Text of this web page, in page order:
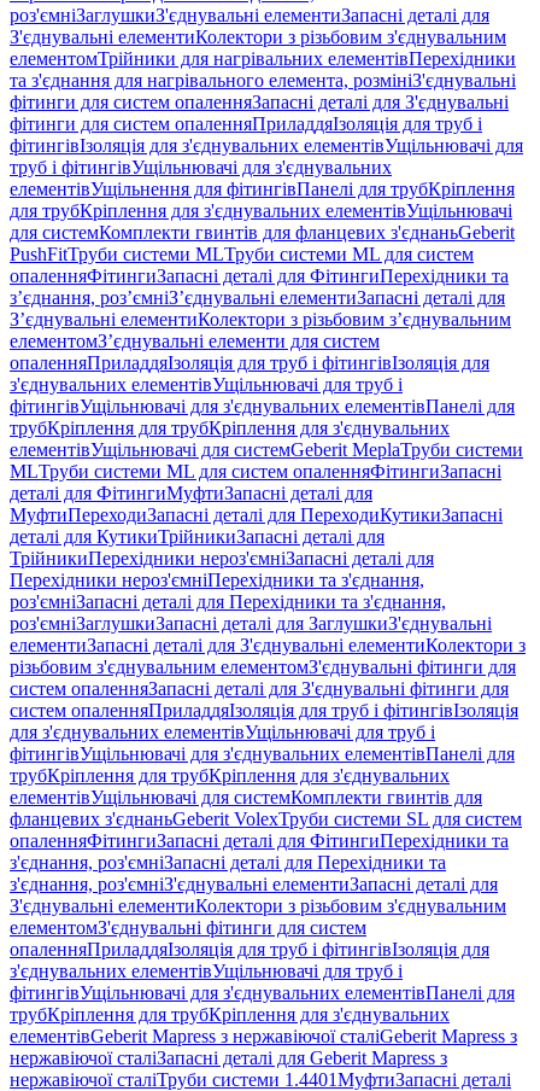
роз'ємніЗаглушкиЗ'єднувальні елементиЗапасні деталі для
З'єднувальні елементиКолектори з різьбовим з'єднувальним
елементомТрійники для нагрівальних елементівПерехідники
та з'єднання для нагрівального елемента, розмініЗ'єднувальні
фітинги для систем опаленняЗапасні деталі для З'єднувальні
фітинги для систем опаленняПриладдяІзоляція для труб і
фітингівІзоляція для з'єднувальних елементівУщільнювачі для
труб і фітингівУщільнювачі для з'єднувальних
елементівУщільнення для фітингівПанелі для трубКріплення
для трубКріплення для з'єднувальних елементівУщільнювачі
для системКомплекти гвинтів для фланцевих з'єднаньGeberit
PushFitТруби системи MLТруби системи ML для систем
опаленняФітингиЗапасні деталі для ФітингиПерехідники та
з’єднання, роз’ємніЗ’єднувальні елементиЗапасні деталі для
З’єднувальні елементиКолектори з різьбовим з’єднувальним
елементомЗ’єднувальні елементи для систем
опаленняПриладдяІзоляція для труб і фітингівІзоляція для
з'єднувальних елементівУщільнювачі для труб і
фітингівУщільнювачі для з'єднувальних елементівПанелі для
трубКріплення для трубКріплення для з'єднувальних
елементівУщільнювачі для системGeberit MeplaТруби системи
MLТруби системи ML для систем опаленняФітингиЗапасні
деталі для ФітингиМуфтиЗапасні деталі для
МуфтиПереходиЗапасні деталі для ПереходиКутикиЗапасні
деталі для КутикиТрійникиЗапасні деталі для
ТрійникиПерехідники нероз'ємніЗапасні деталі для
Перехідники нероз'ємніПерехідники та з'єднання,
роз'ємніЗапасні деталі для Перехідники та з'єднання,
роз'ємніЗаглушкиЗапасні деталі для ЗаглушкиЗ'єднувальні
елементиЗапасні деталі для З'єднувальні елементиКолектори з
різьбовим з'єднувальним елементомЗ'єднувальні фітинги для
систем опаленняЗапасні деталі для З'єднувальні фітинги для
систем опаленняПриладдяІзоляція для труб і фітингівІзоляція
для з'єднувальних елементівУщільнювачі для труб і
фітингівУщільнювачі для з'єднувальних елементівПанелі для
трубКріплення для трубКріплення для з'єднувальних
елементівУщільнювачі для системКомплекти гвинтів для
фланцевих з'єднаньGeberit VolexТруби системи SL для систем
опаленняФітингиЗапасні деталі для ФітингиПерехідники та
з'єднання, роз'ємніЗапасні деталі для Перехідники та
з'єднання, роз'ємніЗ'єднувальні елементиЗапасні деталі для
З'єднувальні елементиКолектори з різьбовим з'єднувальним
елементомЗ'єднувальні фітинги для систем
опаленняПриладдяІзоляція для труб і фітингівІзоляція для
з'єднувальних елементівУщільнювачі для труб і
фітингівУщільнювачі для з'єднувальних елементівПанелі для
трубКріплення для трубКріплення для з'єднувальних
елементівGeberit Mapress з нержавіючої сталіGeberit Mapress з
нержавіючої сталіЗапасні деталі для Geberit Mapress з
нержавіючої сталіТруби системи 1.4401МуфтиЗапасні деталі